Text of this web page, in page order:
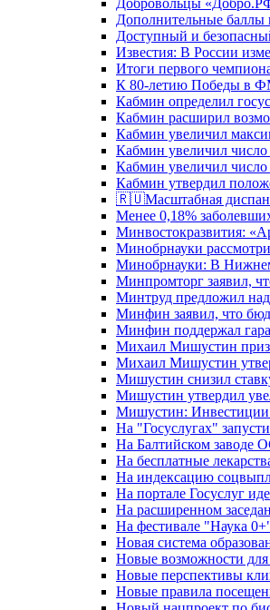
Добровольцы
Дополнительные баллы
Доступный и
Известия: В России
Итоги первого
К 80-летию Победы в
Кабмин определил
Кабмин расширил
Кабмин увеличил
Кабмин увеличил
Кабмин увеличил
Кабмин утвердил
🇷🇺Масштабная
Менее 0,18%
Минвостокразвития:
Минобрнауки
Минобрнауки: В
Минпромторг заявил,
Минтруд предложил
Минфин заявил, что
Минфин поддержал
Михаил Мишустин
Михаил Мишустин
Мишустин снизил
Мишустин утвердил
Мишустин: Инвестиции
На "Госуслугах"
На Балтийском заводе
На бесплатные
На индексацию
На портале Госуслуг
На расширенном
На фестивале "Наука
Новая система
Новые возможности
Новые перспективы
Новые правила